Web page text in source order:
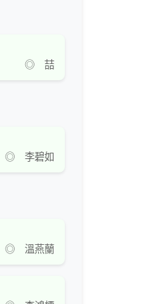
◎ 喆
◎ 李碧如
◎ 溫燕蘭